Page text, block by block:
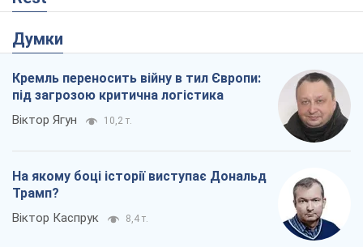
Думки
Кремль переносить війну в тил Європи:
під загрозою критична логістика
Віктор Ягун 10,2 т.
На якому боці історії виступає Дональд
Трамп?
Віктор Каспрук 8,4 т.